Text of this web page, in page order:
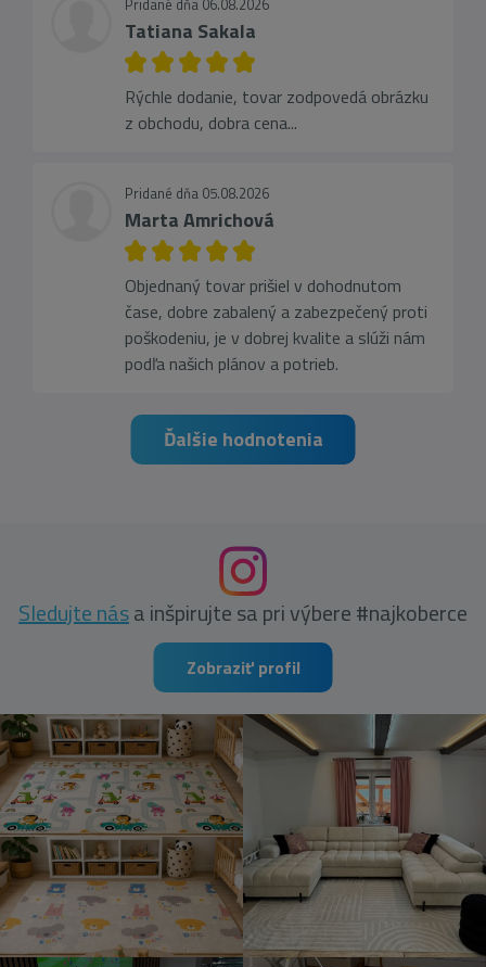
Pridané dňa 06.08.2026
Tatiana Sakala
Rýchle dodanie, tovar zodpovedá obrázku
z obchodu, dobra cena...
Pridané dňa 05.08.2026
Marta Amrichová
Objednaný tovar prišiel v dohodnutom
čase, dobre zabalený a zabezpečený proti
poškodeniu, je v dobrej kvalite a slúži nám
podľa našich plánov a potrieb.
Ďalšie hodnotenia
Sledujte nása inšpirujte sa pri výbere #najkoberce
Zobraziť profil